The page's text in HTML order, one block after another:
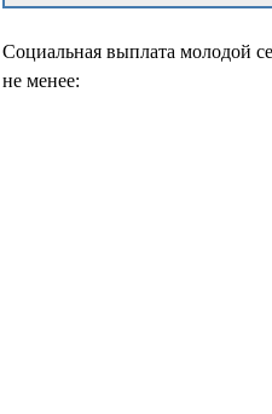
Социальная выплата молодой
не менее: